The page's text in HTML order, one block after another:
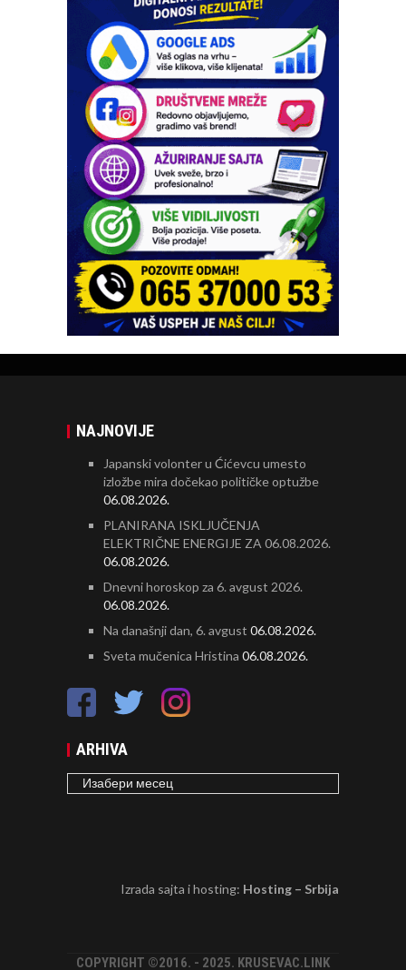
NAJNOVIJE
Japanski volonter u Ćićevcu umesto
izložbe mira dočekao političke optužbe
06.08.2026.
PLANIRANA ISKLJUČENJA
ELEKTRIČNE ENERGIJE ZA 06.08.2026.
06.08.2026.
Dnevni horoskop za 6. avgust 2026.
06.08.2026.
Na današnji dan, 6. avgust 06.08.2026.
Sveta mučenica Hristina 06.08.2026.
ARHIVA
ARHIVA
Izrada sajta i hosting: Hosting – Srbija
COPYRIGHT ©2016. - 2025. KRUSEVAC.LINK